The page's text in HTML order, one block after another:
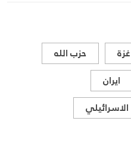
غزة
حزب الله
ايران